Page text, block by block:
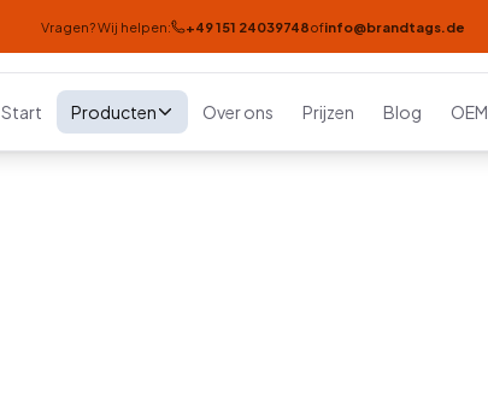
Vragen? Wij helpen: +49 151 24039748ofinfo@brandtags.de
Start Producten Over ons Prijzen Blog OEM